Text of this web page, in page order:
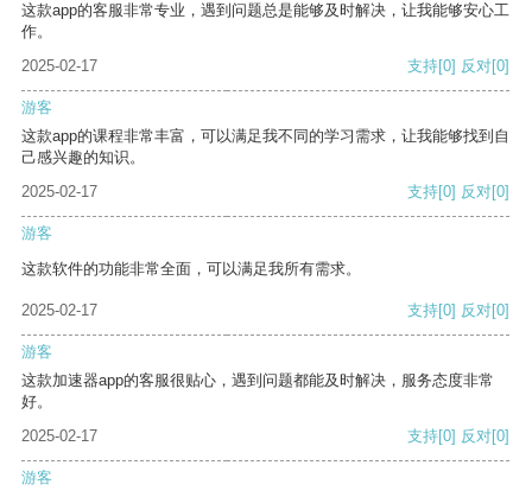
这款app的客服非常专业，遇到问题总是能够及时解决，让我能够安心工
作。
2025-02-17
支持[0] 反对[0]
游客
这款app的课程非常丰富，可以满足我不同的学习需求，让我能够找到自
己感兴趣的知识。
2025-02-17
支持[0] 反对[0]
游客
这款软件的功能非常全面，可以满足我所有需求。
2025-02-17 支持[0] 反对[0]
游客
这款加速器app的客服很贴心，遇到问题都能及时解决，服务态度非常
好。
2025-02-17
支持[0] 反对[0]
游客